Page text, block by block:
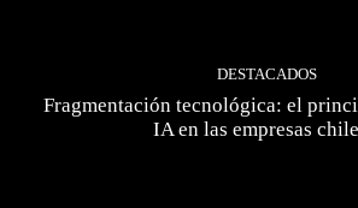
DESTACADOS
Fragmentación tecnológica: el
IA en las empresas